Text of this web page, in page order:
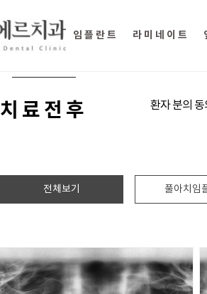
임플란트 라미네이트
치료전후 환자 분의
전체보기 풀아치임